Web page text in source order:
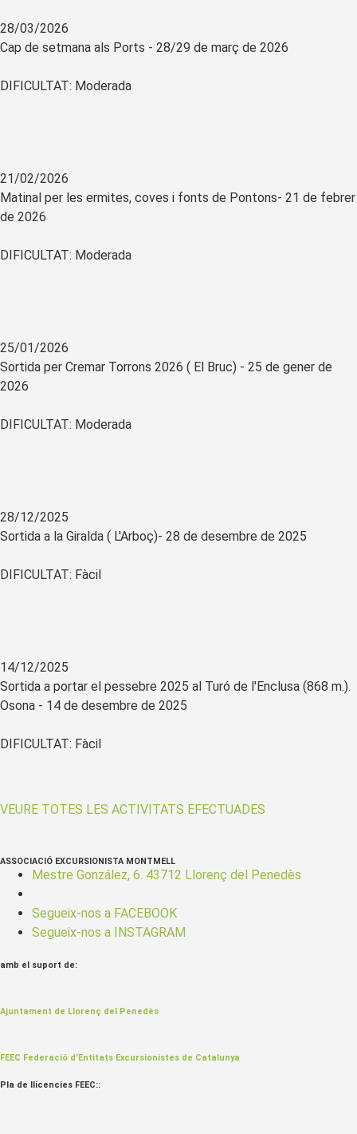
28/03/2026
Cap de setmana als Ports - 28/29 de març de 2026
DIFICULTAT: Moderada
21/02/2026
Matinal per les ermites, coves i fonts de Pontons- 21 de febrer
de 2026
DIFICULTAT: Moderada
25/01/2026
Sortida per Cremar Torrons 2026 ( El Bruc) - 25 de gener de
2026
DIFICULTAT: Moderada
28/12/2025
Sortida a la Giralda ( L'Arboç)- 28 de desembre de 2025
DIFICULTAT: Fàcil
14/12/2025
Sortida a portar el pessebre 2025 al Turó de l'Enclusa (868 m.).
Osona - 14 de desembre de 2025
DIFICULTAT: Fàcil
VEURE TOTES LES ACTIVITATS EFECTUADES
ASSOCIACIÓ EXCURSIONISTA MONTMELL
Mestre González, 6. 43712 Llorenç del Penedès
Segueix-nos a FACEBOOK
Segueix-nos a INSTAGRAM
amb el suport de:
Ajuntament de Llorenç del Penedès
FEEC Federació d'Entitats Excursionistes de Catalunya
Pla de llicencies FEEC::